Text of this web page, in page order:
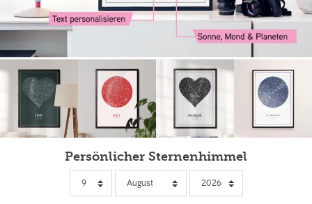
Persönlicher Sternenhimmel